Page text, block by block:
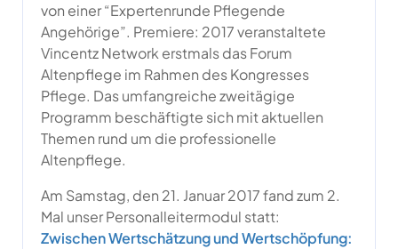
von einer “Expertenrunde Pflegende
Angehörige”. Premiere: 2017 veranstaltete
Vincentz Network erstmals das Forum
Altenpflege im Rahmen des Kongresses
Pflege. Das umfangreiche zweitägige
Programm beschäftigte sich mit aktuellen
Themen rund um die professionelle
Altenpflege.
Am Samstag, den 21. Januar 2017 fand zum 2.
Mal unser Personalleitermodul statt:
Zwischen Wertschätzung und Wertschöpfung: